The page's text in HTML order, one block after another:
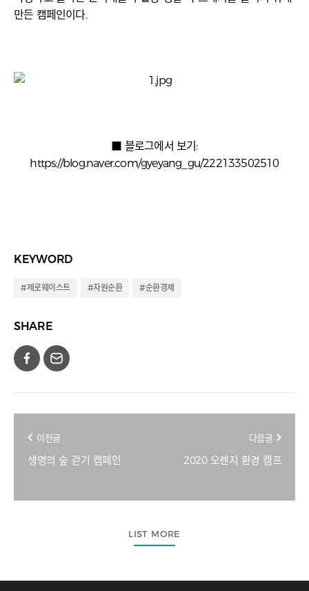
만든 캠페인이다.
■ 블로그에서 보기:
https://blog.naver.com/gyeyang_gu/222133502510
KEYWORD
#제로웨이스트 #자원순환 #순환경제
SHARE
이전글
생명의 숲 걷기 캠페인
다음글
2020 오렌지 환경 캠프
LIST MORE